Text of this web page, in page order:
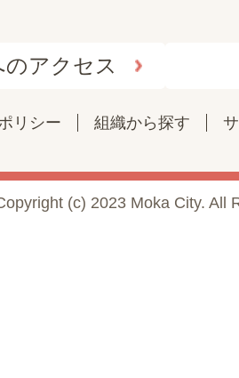
のアクセス
リシー 組織から探す
(c) 2023 Moka City. All